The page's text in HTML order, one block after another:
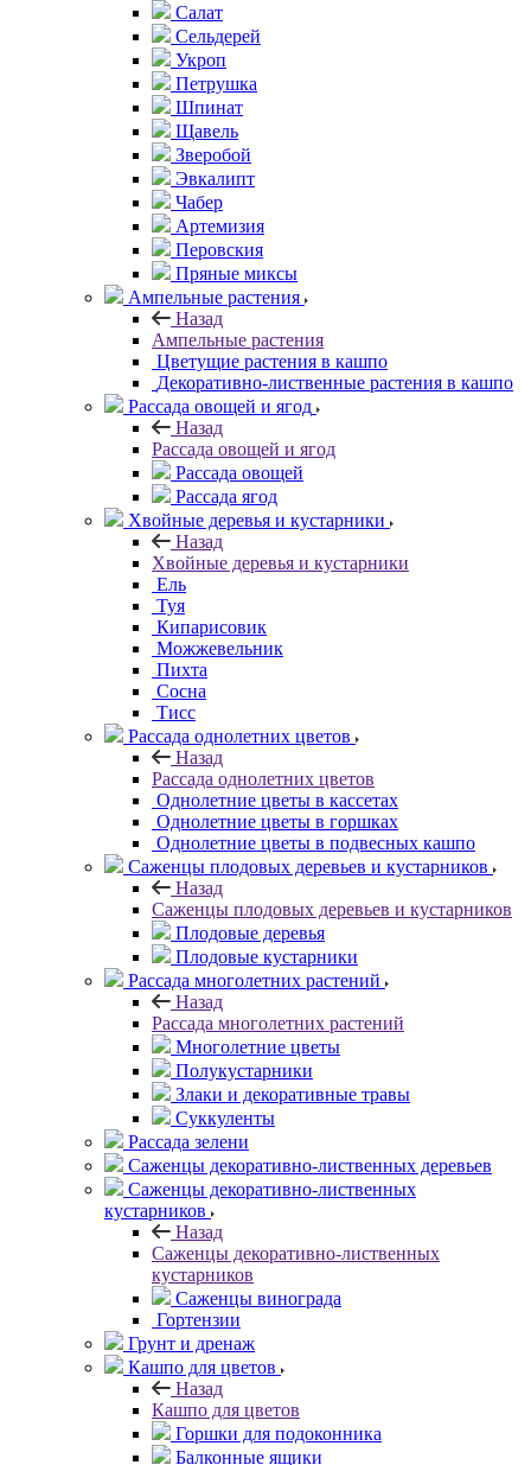
Салат
Сельдерей
Укроп
Петрушка
Шпинат
Щавель
Зверобой
Эвкалипт
Чабер
Артемизия
Перовския
Пряные миксы
Ампельные растения
Назад
Ампельные растения
Цветущие растения в кашпо
Декоративно-лиственные растения в кашпо
Рассада овощей и ягод
Назад
Рассада овощей и ягод
Рассада овощей
Рассада ягод
Хвойные деревья и кустарники
Назад
Хвойные деревья и кустарники
Ель
Туя
Кипарисовик
Можжевельник
Пихта
Сосна
Тисc
Рассада однолетних цветов
Назад
Рассада однолетних цветов
Однолетние цветы в кассетах
Однолетние цветы в горшках
Однолетние цветы в подвесных кашпо
Саженцы плодовых деревьев и кустарников
Назад
Саженцы плодовых деревьев и кустарников
Плодовые деревья
Плодовые кустарники
Рассада многолетних растений
Назад
Рассада многолетних растений
Многолетние цветы
Полукустарники
Злаки и декоративные травы
Суккуленты
Рассада зелени
Саженцы декоративно-лиственных деревьев
Саженцы декоративно-лиственных
кустарников
Назад
Саженцы декоративно-лиственных
кустарников
Саженцы винограда
Гортензии
Грунт и дренаж
Кашпо для цветов
Назад
Кашпо для цветов
Горшки для подоконника
Балконные ящики